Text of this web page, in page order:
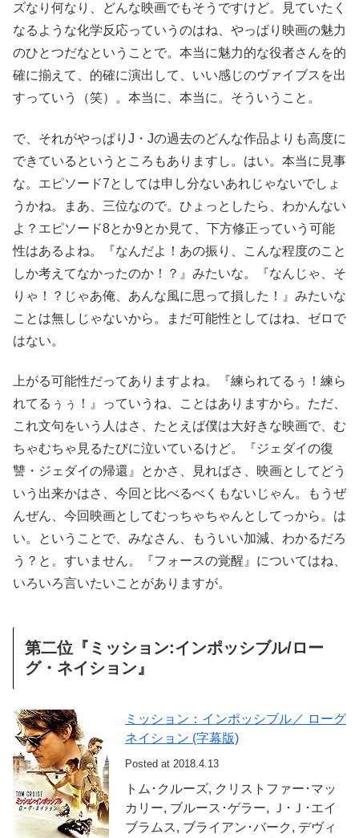
ズなり何なり、どんな映画でもそうですけど。見ていたく
なるような化学反応っていうのはね、やっぱり映画の魅力
のひとつだなということで。本当に魅力的な役者さんを的
確に揃えて、的確に演出して、いい感じのヴァイブスを出
すっていう（笑）。本当に、本当に。そういうこと。
で、それがやっぱりJ・Jの過去のどんな作品よりも高度に
できているというところもありますし。はい。本当に見事
な。エピソード7としては申し分ないあれじゃないでしょ
うかね。まあ、三位なので。ひょっとしたら、わかんない
よ？エピソード8とか9とか見て、下方修正っていう可能
性はあるよね。『なんだよ！あの振り、こんな程度のこと
しか考えてなかったのか！？』みたいな。『なんじゃ、そ
りゃ！？じゃあ俺、あんな風に思って損した！』みたいな
ことは無しじゃないから。まだ可能性としてはね、ゼロで
はない。
上がる可能性だってありますよね。『練られてるぅ！練ら
れてるぅぅ！』っていうね、ことはありますから。ただ、
これ文句をいう人はさ、たとえば僕は大好きな映画で、む
ちゃむちゃ見るたびに泣いているけど。『ジェダイの復
讐・ジェダイの帰還』とかさ、見ればさ、映画としてどう
いう出来かはさ、今回と比べるべくもないじゃん。もうぜ
んぜん、今回映画としてむっちゃちゃんとしてっから。は
い。ということで、みなさん、もういい加減、わかるだろ
う？と。すいません。『フォースの覚醒』についてはね、
いろいろ言いたいことがありますが。
第二位『ミッション:インポッシブル/ロー
グ・ネイション』
ミッション：インポッシブル／ ローグ
ネイション (字幕版)
Posted at 2018.4.13
トム･クルーズ, クリストファー･マッ
カリー, ブルース･ゲラー, Ｊ･Ｊ･エイ
ブラムス, ブライアン･バーク, デヴィ